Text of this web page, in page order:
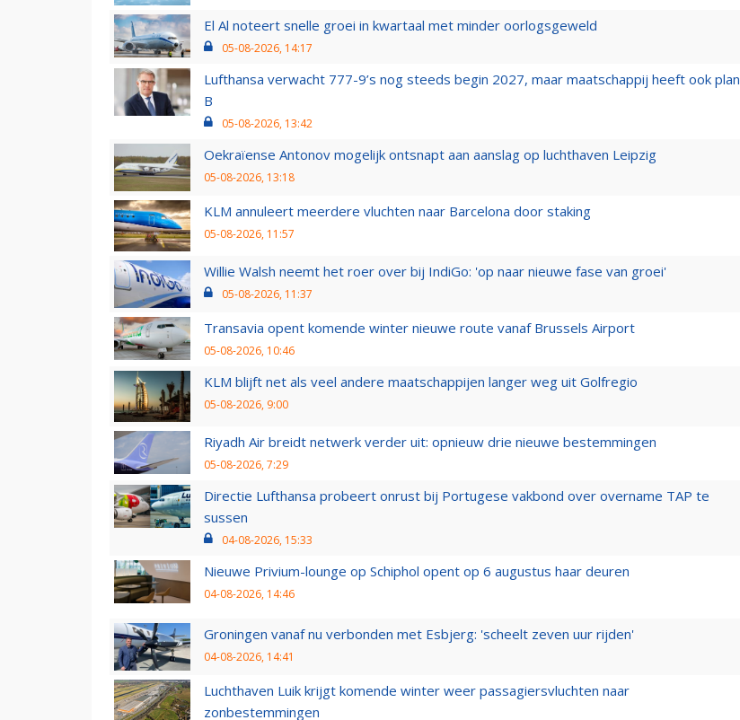
El Al noteert snelle groei in kwartaal met minder oorlogsgeweld
05-08-2026, 14:17
Lufthansa verwacht 777-9’s nog steeds begin 2027, maar maatschappij heeft ook plan
B
05-08-2026, 13:42
Oekraïense Antonov mogelijk ontsnapt aan aanslag op luchthaven Leipzig
05-08-2026, 13:18
KLM annuleert meerdere vluchten naar Barcelona door staking
05-08-2026, 11:57
Willie Walsh neemt het roer over bij IndiGo: 'op naar nieuwe fase van groei'
05-08-2026, 11:37
Transavia opent komende winter nieuwe route vanaf Brussels Airport
05-08-2026, 10:46
KLM blijft net als veel andere maatschappijen langer weg uit Golfregio
05-08-2026, 9:00
Riyadh Air breidt netwerk verder uit: opnieuw drie nieuwe bestemmingen
05-08-2026, 7:29
Directie Lufthansa probeert onrust bij Portugese vakbond over overname TAP te
sussen
04-08-2026, 15:33
Nieuwe Privium-lounge op Schiphol opent op 6 augustus haar deuren
04-08-2026, 14:46
Groningen vanaf nu verbonden met Esbjerg: 'scheelt zeven uur rijden'
04-08-2026, 14:41
Luchthaven Luik krijgt komende winter weer passagiersvluchten naar
zonbestemmingen